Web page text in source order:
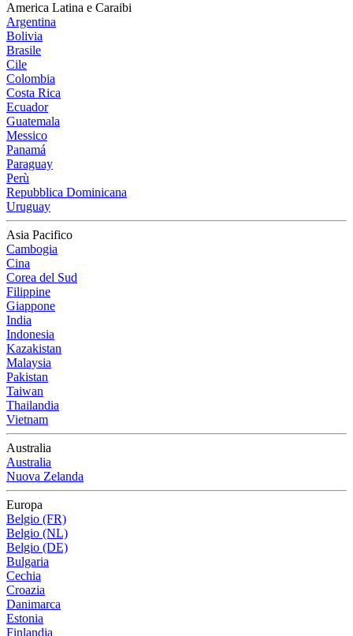
America Latina e Caraibi
Argentina
Bolivia
Brasile
Cile
Colombia
Costa Rica
Ecuador
Guatemala
Messico
Panamá
Paraguay
Perù
Repubblica Dominicana
Uruguay
Asia Pacifico
Cambogia
Cina
Corea del Sud
Filippine
Giappone
India
Indonesia
Kazakistan
Malaysia
Pakistan
Taiwan
Thailandia
Vietnam
Australia
Australia
Nuova Zelanda
Europa
Belgio (FR)
Belgio (NL)
Belgio (DE)
Bulgaria
Cechia
Croazia
Danimarca
Estonia
Finlandia